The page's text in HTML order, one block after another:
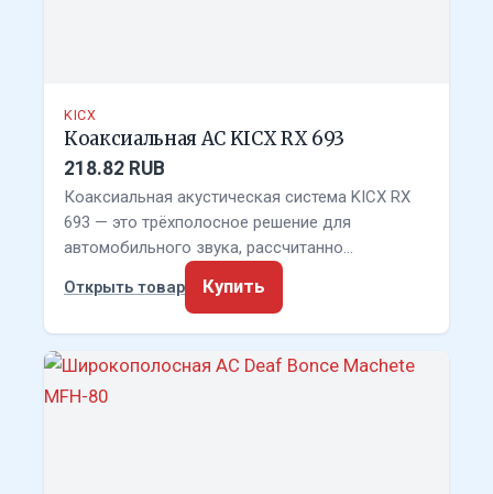
KICX
Коаксиальная АС KICX RX 693
218.82 RUB
Коаксиальная акустическая система KICX RX
693 — это трёхполосное решение для
автомобильного звука, рассчитанно…
Открыть товар
Купить